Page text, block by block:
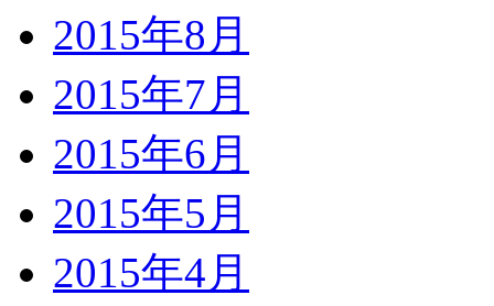
2015年8月
2015年7月
2015年6月
2015年5月
2015年4月